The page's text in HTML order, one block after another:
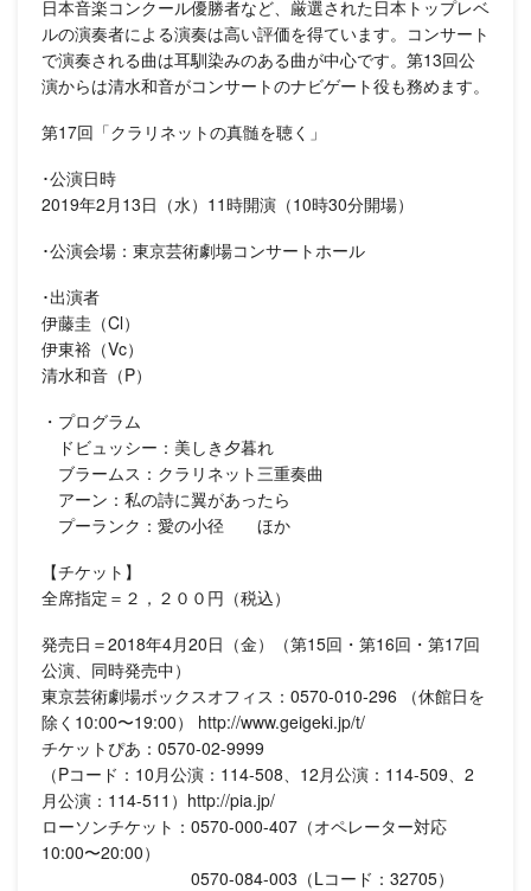
日本音楽コンクール優勝者など、厳選された日本トップレベ
ルの演奏者による演奏は高い評価を得ています。コンサート
で演奏される曲は耳馴染みのある曲が中心です。第13回公
演からは清水和音がコンサートのナビゲート役も務めます。
第17回「クラリネットの真髄を聴く」
･公演日時
2019年2月13日（水）11時開演（10時30分開場）
･公演会場：東京芸術劇場コンサートホール
･出演者
伊藤圭（Cl）
伊東裕（Vc）
清水和音（P）
・プログラム
ドビュッシー：美しき夕暮れ
ブラームス：クラリネット三重奏曲
アーン：私の詩に翼があったら
プーランク：愛の小径 ほか
【チケット】
全席指定＝２，２００円（税込）
発売日＝2018年4月20日（金）（第15回・第16回・第17回
公演、同時発売中）
東京芸術劇場ボックスオフィス：0570-010-296 （休館日を
除く10:00〜19:00） http://www.geigeki.jp/t/
チケットぴあ：0570-02-9999
（Pコード：10月公演：114-508、12月公演：114-509、2
月公演：114-511︎）http://pia.jp/
ローソンチケット：0570-000-407（オペレーター対応
10:00〜20:00）
0570-084-003（Lコード：32705）